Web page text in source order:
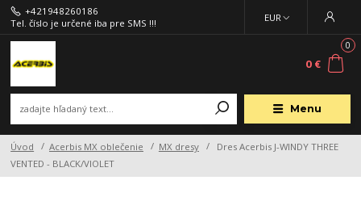
Menu
EUR
+421948260186
Tel. číslo je určené iba pre SMS !!!
0
0 €
Úvod Acerbis MX oblečenie MX dresy
Dres Acerbis J-WINDY THREE
VENTED - BLACK/VIOLET